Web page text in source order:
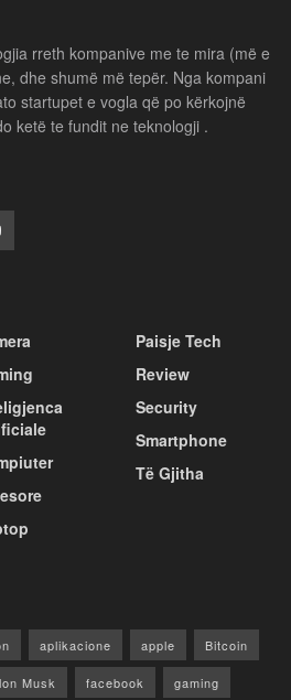
rreth kompanive me te mira (më e
dhe shumë më tepër. Nga kompani
startupet e vogla që po kërkojnë
ketë te fundit ne teknologji .
Paisje Tech
Review
Security
Smartphone
Të Gjitha
aplikacione apple Bitcoin
Musk facebook gaming